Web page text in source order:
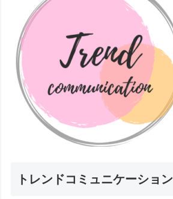
トレンドコミュニケーション